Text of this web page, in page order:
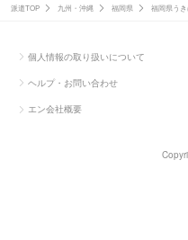
派遣TOP 九州・沖縄 福岡県 福岡県う
個人情報の取り扱いについて
ヘルプ・お問い合わせ
エン会社概要